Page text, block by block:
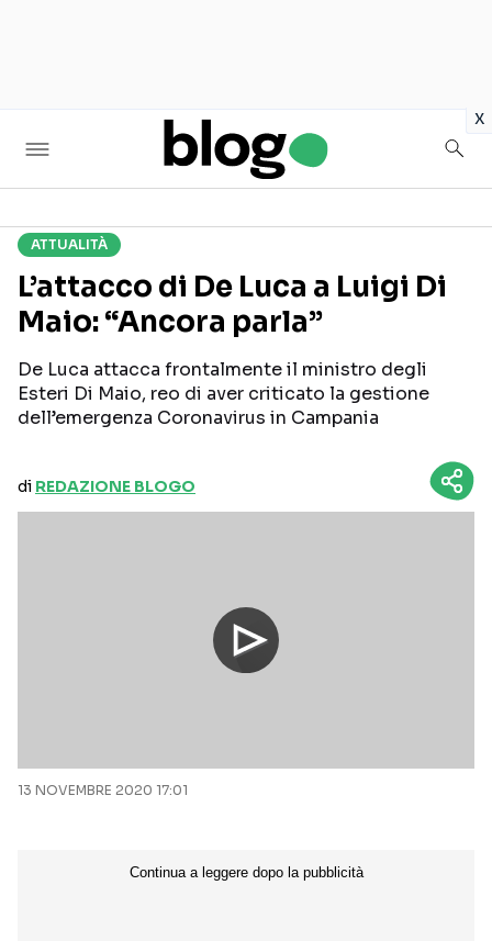
x
Seguici sui social
ATTUALITÀ
L’attacco di De Luca a Luigi Di
Maio: “Ancora parla”
De Luca attacca frontalmente il ministro degli
Esteri Di Maio, reo di aver criticato la gestione
dell’emergenza Coronavirus in Campania
di REDAZIONE BLOGO
13 NOVEMBRE 2020 17:01